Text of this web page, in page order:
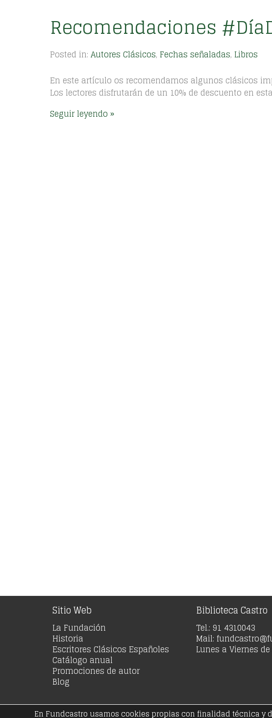
Recomendaciones
Posted in: Autores Clásicos, Fechas señaladas, Libros
En este artículo os recomendamos algunos clásicos
Los lectores disfrutarán de un 10% de descuento en
Seguir leyendo
Sitio Web
La Fundación
Historia
Escritores Clásicos Españoles
Catálogo anual
Promociones de autor
Blog
Biblioteca Castro
Tel.: 91 4310043
Mail:
Lunes a Viernes de
En Fundcastro usamos cookies propias con finalidad técnica y